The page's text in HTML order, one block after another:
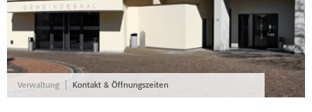
Verwaltung Kontakt & Öffnungszeiten